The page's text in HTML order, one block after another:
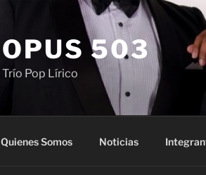
OPUS 503
Trío Pop Lírico
Quienes Somos Noticias